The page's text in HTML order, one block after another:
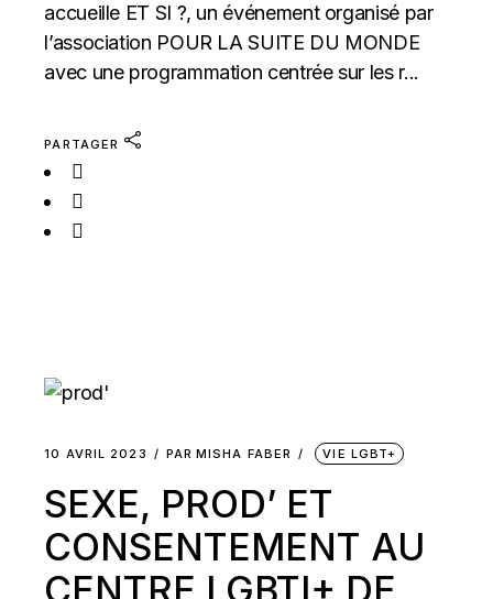
accueille ET SI ?, un événement organisé par
l’association POUR LA SUITE DU MONDE
avec une programmation centrée sur les r...
PARTAGER
10 AVRIL 2023 PAR MISHA FABER VIE LGBT+
SEXE, PROD’ ET
CONSENTEMENT AU
CENTRE LGBTI+ DE